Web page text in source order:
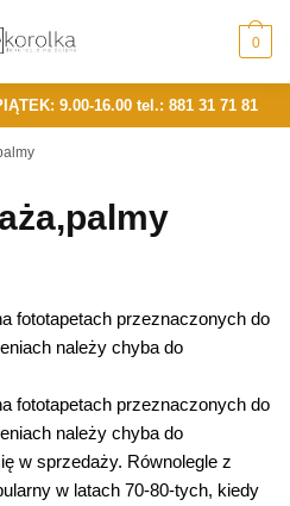
0
9.00-16.00 tel.: 881 31 71 81
fototapetach przeznaczonych do
należy chyba do
fototapetach przeznaczonych do
należy chyba do
w sprzedaży. Równolegle z
w latach 70-80-tych, kiedy